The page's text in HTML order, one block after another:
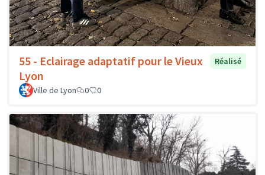
55 - Eclairage adaptatif pour le Vieux
Lyon
Réalisé
Ville de Lyon 0 0